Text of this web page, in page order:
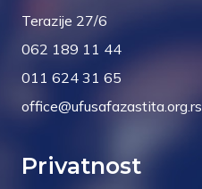
Terazije 27/6
062 189 11 44
011 624 31 65
office@ufusafazastita.org.rs
Privatnost